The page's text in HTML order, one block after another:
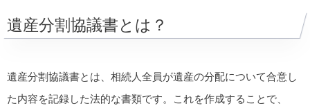
遺産分割協議書とは？
遺産分割協議書とは、相続人全員が遺産の分配について合意し
た内容を記録した法的な書類です。これを作成することで、